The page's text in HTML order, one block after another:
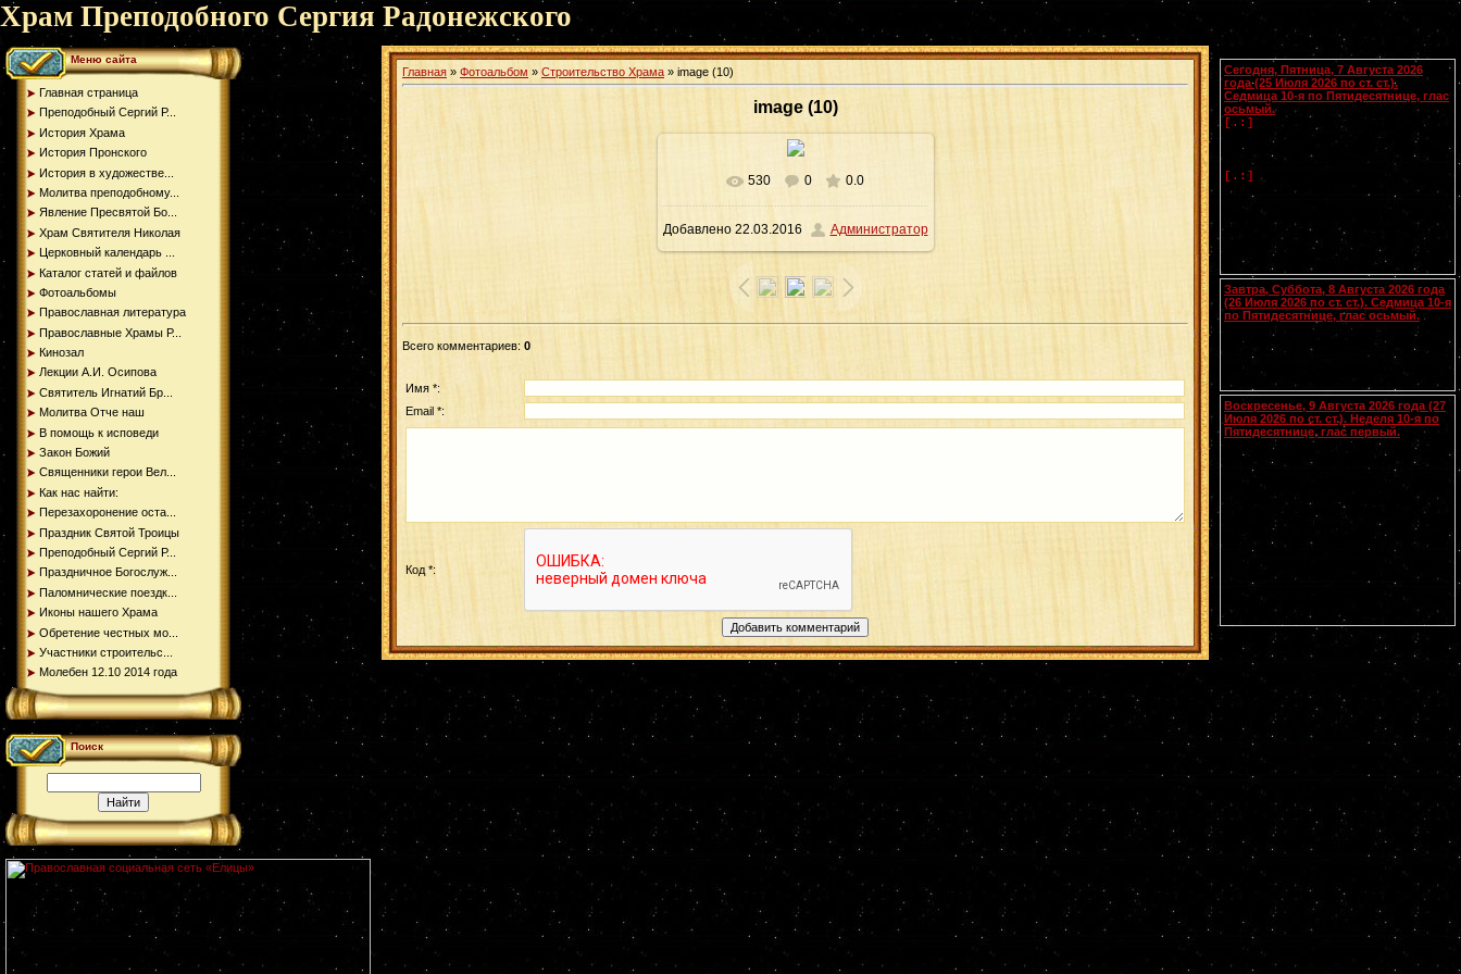
Храм Преподобного Сергия Радонежского
Меню сайта
Главная страница
Преподобный Сергий Р...
История Храма
История Пронского
История в художестве...
Молитва преподобному...
Явление Пресвятой Бо...
Храм Святителя Николая
Церковный календарь ...
Каталог статей и файлов
Фотоальбомы
Православная литература
Православные Храмы Р...
Кинозал
Лекции А.И. Осипова
Святитель Игнатий Бр...
Молитва Отче наш
В помощь к исповеди
Закон Божий
Священники герои Вел...
Как нас найти:
Перезахоронение оста...
Праздник Святой Троицы
Преподобный Сергий Р...
Праздничное Богослуж...
Паломнические поездк...
Иконы нашего Храма
Обретение честных мо...
Участники строительс...
Молебен 12.10 2014 года
Поиск
Главная » Фотоальбом » Строительство Храма » image (10)
image (10)
В реальном размере 1600x1064
310.8Kb
530 0 0.0
Добавлено22.03.2016 Администратор
Всего комментариев: 0
Имя *:
Email *:
Код *:
Сегодня, Пятница, 7 Августа 2026
года (25 Июля 2026 по ст. ст.).
Седмица 10-я по Пятидесятнице, глас
осьмый.
[.:]
Успение прав. Анны
Пресвятой Богородицы. Свв. жен
Олимпиады диакониссы (408-410) и
Евпраксии девы, Тавеннской (413).
[.:]
Унженского (1444). Мчч. Санкта,
Маттура, Аттала и Бландины, Лионских
(553).
Чтения на этот год не определены
Завтра, Суббота, 8 Августа 2026 года
(26 Июля 2026 по ст. ст.). Седмица 10-я
по Пятидесятнице, глас осьмый.
Сщмчч. Ермолая, Ермиппа и Ермократа,
иереев Никомидийских (ок. 305). Прп.
Моисея Угрина, Печерского, в Ближних
(138-161).
Воскресенье, 9 Августа 2026 года (27
Июля 2026 по ст. ст.). Неделя 10-я по
Пятидесятнице, глас первый.
Собор Смоленских святых
переходящее празднование в
воскресенье перед 28 июля
[.:]
Вмч.
(305). Прп.
Германа Аляскинского (1837). Блж.
Николая Кочанова, Христа ради
юродивого, Новгородского (1392). Прп.
Анфисы игумении и 90 сестер ее (VIII).
Свт. Иоасафа, митр. Московского.
Охридского (916), Наума, Саввы,
Горазда и Ангеляра, учеников свв.
Христодула (1777) (
Греч.